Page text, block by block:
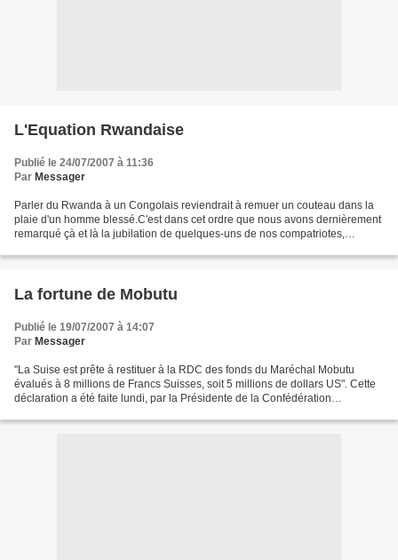
L'Equation Rwandaise
Publié le 24/07/2007 à 11:36
Par Messager
Parler du Rwanda à un Congolais reviendrait à remuer un couteau dans la
plaie d'un homme blessé.C'est dans cet ordre que nous avons dernièrement
remarqué çà et là la jubilation de quelques-uns de nos compatriotes,
La fortune de Mobutu
Publié le 19/07/2007 à 14:07
Par Messager
"La Suise est prête à restituer à la RDC des fonds du Maréchal Mobutu
évalués à 8 millions de Francs Suisses, soit 5 millions de dollars US". Cette
déclaration a été faite lundi, par la Présidente de la Confédération